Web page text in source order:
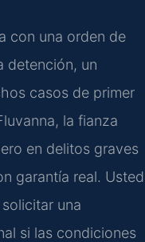
con una orden de
detención, un
casos de primer
la fianza
en delitos graves
garantía real. Usted
una
si las condiciones